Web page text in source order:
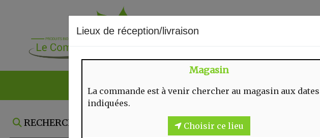
NOS VENTES DU MOMENT CONTACT
RECHERCHE
Lieux de réception/livraison
Magasin
La commande est à venir chercher au magasin aux dates
indiquées.
Choisir ce lieu